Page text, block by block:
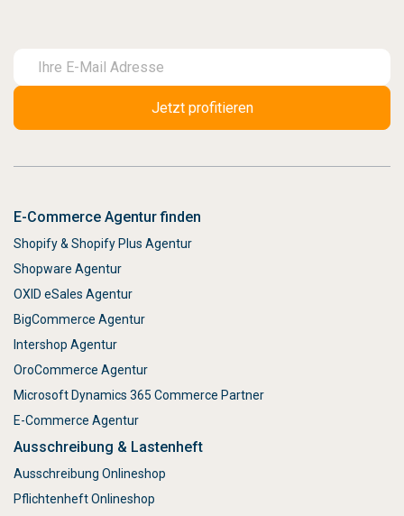
E-Commerce Agentur finden
Shopify & Shopify Plus Agentur
Shopware Agentur
OXID eSales Agentur
BigCommerce Agentur
Intershop Agentur
OroCommerce Agentur
Microsoft Dynamics 365 Commerce Partner
E-Commerce Agentur
Ausschreibung & Lastenheft
Ausschreibung Onlineshop
Pflichtenheft Onlineshop